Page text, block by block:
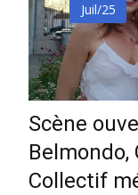
Juil/25
Scène
Belmondo,
Collectif